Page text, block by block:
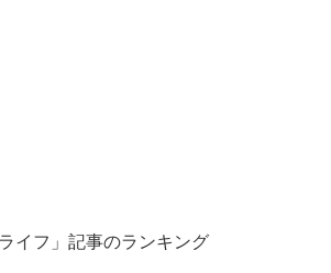
実 選手が明かす...
ライフ」記事のランキング